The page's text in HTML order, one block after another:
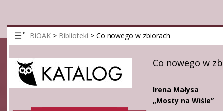
BiOAK > Biblioteki > Co nowego w zbiorach
Co nowego w
Irena Małysa
„Mosty na Wiśle”